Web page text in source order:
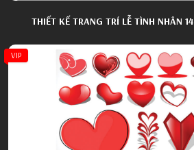
THIẾT KẾ TRANG TRÍ LỄ TÌNH NHÂN
VIP